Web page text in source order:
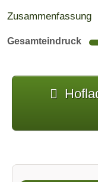
Zusammenfassung
Gesamteindruck